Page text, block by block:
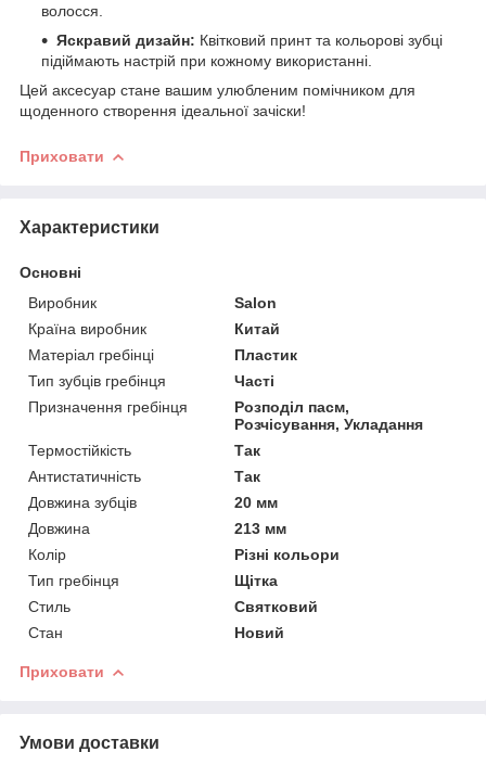
волосся.
Яскравий дизайн: Квітковий принт та кольорові зубці
підіймають настрій при кожному використанні.
​Цей аксесуар стане вашим улюбленим помічником для
щоденного створення ідеальної зачіски!
Приховати
Характеристики
Основні
Виробник
Salon
Країна виробник
Китай
Матеріал гребінці
Пластик
Тип зубців гребінця
Часті
Призначення гребінця
Розподіл пасм,
Розчісування, Укладання
Термостійкість
Так
Антистатичність
Так
Довжина зубців
20 мм
Довжина
213 мм
Колір
Різні кольори
Тип гребінця
Щітка
Стиль
Святковий
Стан
Новий
Приховати
Умови доставки